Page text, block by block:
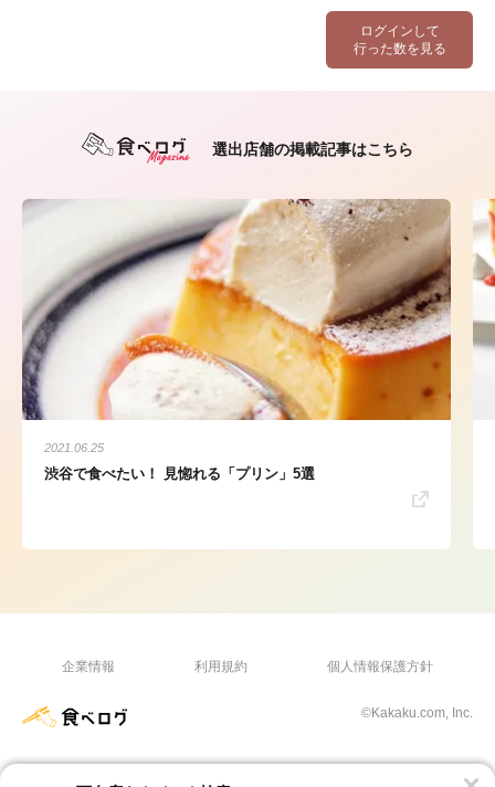
ログインして
行った数を見る
選出店舗の掲載記事はこちら
2021.06.25
渋谷で食べたい！ 見惚れる「プリン」5選
企業情報 利用規約 個人情報保護方針
©Kakaku.com, Inc.